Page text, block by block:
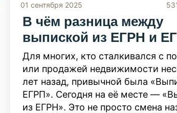
01 сентября 2025
В чём разница между
выпиской из ЕГРН и
Для многих, кто сталкивался с
или продажей недвижимости
лет назад, привычной была
ЕГРП». Сегодня на её месте —
из ЕГРН». Это не просто смена